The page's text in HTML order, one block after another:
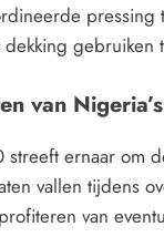
pressing
dekking gebruiken
van
streeft ernaar om
vallen tijdens
van